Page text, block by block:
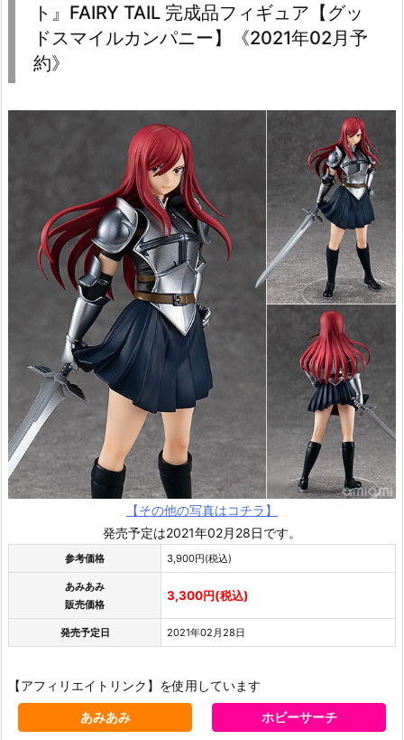
ト』FAIRY TAIL 完成品フィギュア【グッ
ドスマイルカンパニー】《2021年02月予
約》
【その他の写真はコチラ】
発売予定は2021年02月28日です。
参考価格 3,900円(税込)
あみあみ
販売価格
3,300円(税込)
発売予定日 2021年02月28日
【アフィリエイトリンク】を使用しています
あみあみ ホビーサーチ